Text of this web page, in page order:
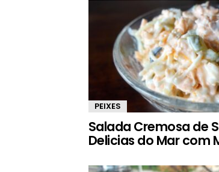
PEIXES
Salada Cremosa de
Delicias do Mar com